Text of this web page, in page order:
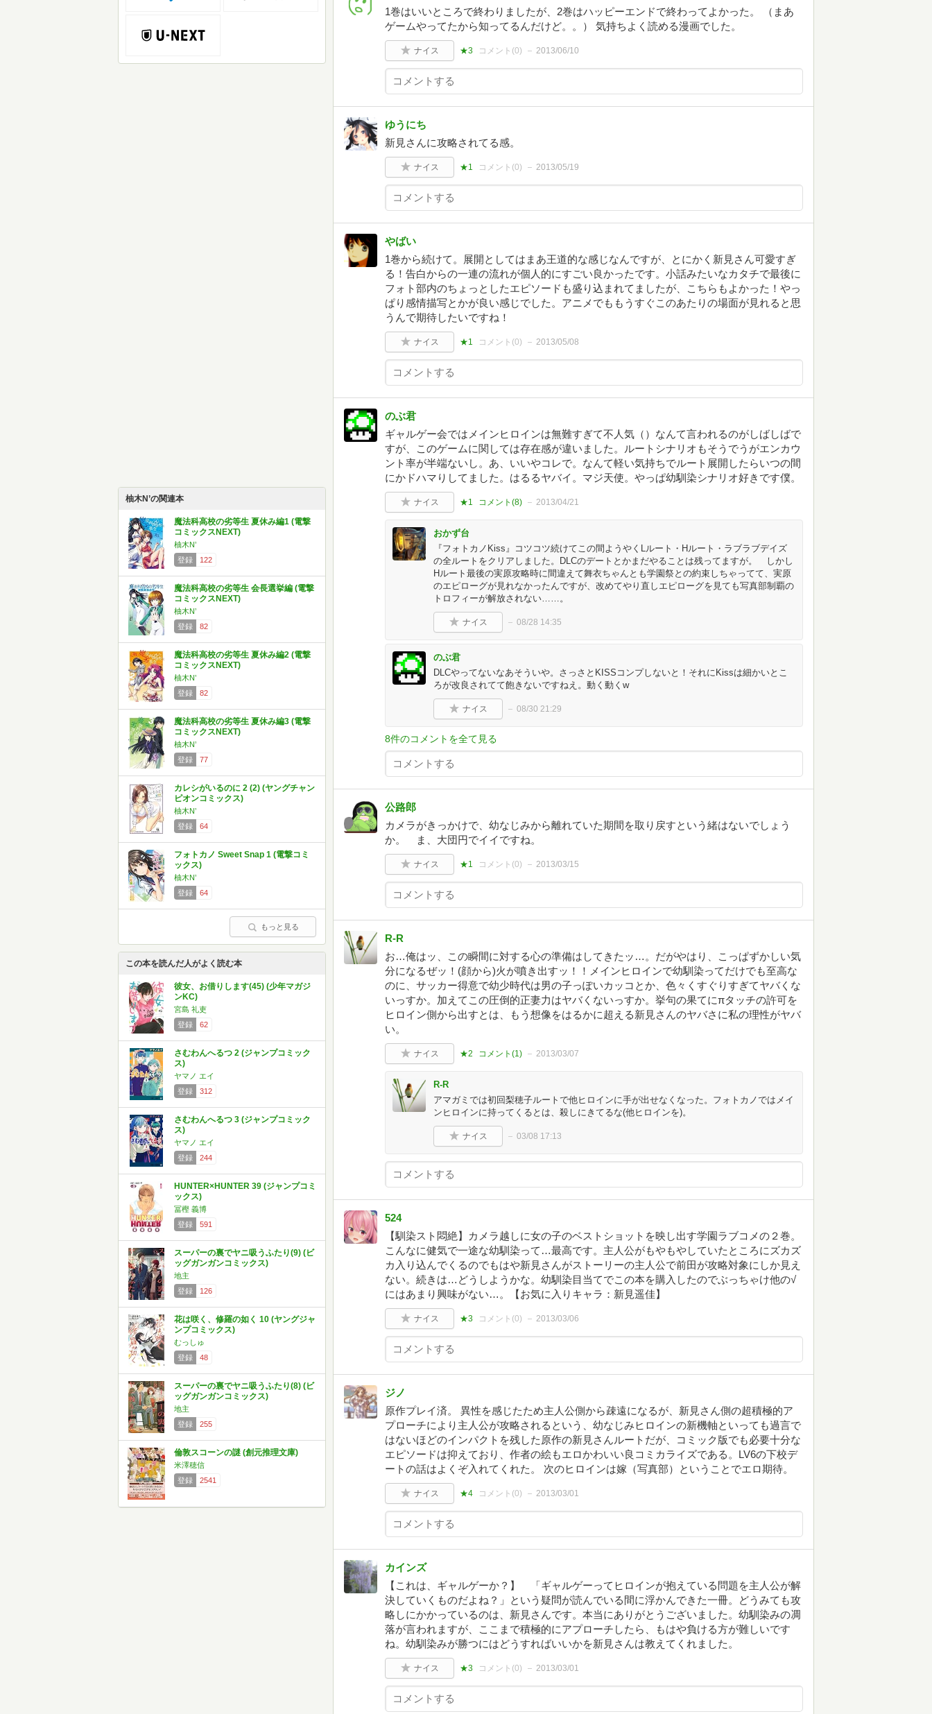
柚木N’の関連本
魔法科高校の劣等生 夏休み編1 (電撃
コミックスNEXT)
柚木N’
登録
122
魔法科高校の劣等生 会長選挙編 (電撃
コミックスNEXT)
柚木N’
登録
82
魔法科高校の劣等生 夏休み編2 (電撃
コミックスNEXT)
柚木N’
登録
82
魔法科高校の劣等生 夏休み編3 (電撃
コミックスNEXT)
柚木N’
登録
77
カレシがいるのに 2 (2) (ヤングチャン
ピオンコミックス)
柚木N’
登録
64
フォトカノ Sweet Snap 1 (電撃コミ
ックス)
柚木N’
登録
64
もっと見る
この本を読んだ人がよく読む本
彼女、お借りします(45) (少年マガジ
ンKC)
宮島 礼吏
登録
62
さむわんへるつ 2 (ジャンプコミック
ス)
ヤマノ エイ
登録
312
さむわんへるつ 3 (ジャンプコミック
ス)
ヤマノ エイ
登録
244
HUNTER×HUNTER 39 (ジャンプコミ
ックス)
冨樫 義博
登録
591
スーパーの裏でヤニ吸うふたり(9) (ビ
ッグガンガンコミックス)
地主
登録
126
花は咲く、修羅の如く 10 (ヤングジャ
ンプコミックス)
むっしゅ
登録
48
スーパーの裏でヤニ吸うふたり(8) (ビ
ッグガンガンコミックス)
地主
登録
255
倫敦スコーンの謎 (創元推理文庫)
米澤穂信
登録
2541
1巻はいいところで終わりましたが、2巻はハッピーエンドで終わってよかった。 （まあ
ゲームやってたから知ってるんだけど。。） 気持ちよく読める漫画でした。
ナイス ★3 コメント(0) 2013/06/10
ゆうにち
新見さんに攻略されてる感。
ナイス ★1 コメント(0) 2013/05/19
やばい
1巻から続けて。展開としてはまあ王道的な感じなんですが、とにかく新見さん可愛すぎ
る！告白からの一連の流れが個人的にすごい良かったです。小話みたいなカタチで最後に
フォト部内のちょっとしたエピソードも盛り込まれてましたが、こちらもよかった！やっ
ぱり感情描写とかが良い感じでした。アニメでももうすぐこのあたりの場面が見れると思
うんで期待したいですね！
ナイス ★1 コメント(0) 2013/05/08
のぶ君
ギャルゲー会ではメインヒロインは無難すぎて不人気（）なんて言われるのがしばしばで
すが、このゲームに関しては存在感が違いました。ルートシナリオもそうでうがエンカウ
ント率が半端ないし。あ、いいやコレで。なんて軽い気持ちでルート展開したらいつの間
にかドハマりしてました。はるるヤバイ。マジ天使。やっぱ幼馴染シナリオ好きです僕。
ナイス ★1 コメント(8) 2013/04/21
おかず台
『フォトカノKiss』コツコツ続けてこの間ようやくLルート・Hルート・ラブラブデイズ
の全ルートをクリアしました。DLCのデートとかまだやることは残ってますが。 しかし
Hルート最後の実原攻略時に間違えて舞衣ちゃんとも学園祭との約束しちゃってて、実原
のエピローグが見れなかったんですが、改めてやり直しエピローグを見ても写真部制覇の
トロフィーが解放されない……。
ナイス 08/28 14:35
のぶ君
DLCやってないなあそういや。さっさとKISSコンプしないと！それにKissは細かいとこ
ろが改良されてて飽きないですねえ。動く動くw
ナイス 08/30 21:29
8件のコメントを全て見る
公路郎
カメラがきっかけで、幼なじみから離れていた期間を取り戻すという緒はないでしょう
か。 ま、大団円でイイですね。
ナイス ★1 コメント(0) 2013/03/15
R-R
お…俺はッ、この瞬間に対する心の準備はしてきたッ…。だがやはり、こっぱずかしい気
分になるぜッ！(顔から)火が噴き出すッ！！メインヒロインで幼馴染ってだけでも至高な
のに、サッカー得意で幼少時代は男の子っぽいカッコとか、色々くすぐりすぎてヤバくな
いっすか。加えてこの圧倒的正妻力はヤバくないっすか。挙句の果てにπタッチの許可を
ヒロイン側から出すとは、もう想像をはるかに超える新見さんのヤバさに私の理性がヤバ
い。
ナイス ★2 コメント(1) 2013/03/07
R-R
アマガミでは初回梨穂子ルートで他ヒロインに手が出せなくなった。フォトカノではメイ
ンヒロインに持ってくるとは、殺しにきてるな(他ヒロインを)。
ナイス 03/08 17:13
524
【馴染スト悶絶】カメラ越しに女の子のベストショットを映し出す学園ラブコメの２巻。
こんなに健気で一途な幼馴染って…最高です。主人公がもやもやしていたところにズカズ
カ入り込んでくるのでもはや新見さんがストーリーの主人公で前田が攻略対象にしか見え
ない。続きは…どうしようかな。幼馴染目当てでこの本を購入したのでぶっちゃけ他の√
にはあまり興味がない…。【お気に入りキャラ：新見遥佳】
ナイス ★3 コメント(0) 2013/03/06
ジノ
原作プレイ済。 異性を感じたため主人公側から疎遠になるが、新見さん側の超積極的ア
プローチにより主人公が攻略されるという、幼なじみヒロインの新機軸といっても過言で
はないほどのインパクトを残した原作の新見さんルートだが、コミック版でも必要十分な
エピソードは抑えており、作者の絵もエロかわいい良コミカライズである。LV6の下校デ
ートの話はよくぞ入れてくれた。 次のヒロインは嫁（写真部）ということでエロ期待。
ナイス ★4 コメント(0) 2013/03/01
カインズ
【これは、ギャルゲーか？】 「ギャルゲーってヒロインが抱えている問題を主人公が解
決していくものだよね？」という疑問が読んでいる間に浮かんできた一冊。どうみても攻
略しにかかっているのは、新見さんです。本当にありがとうございました。幼馴染みの凋
落が言われますが、ここまで積極的にアプローチしたら、もはや負ける方が難しいです
ね。幼馴染みが勝つにはどうすればいいかを新見さんは教えてくれました。
ナイス ★3 コメント(0) 2013/03/01